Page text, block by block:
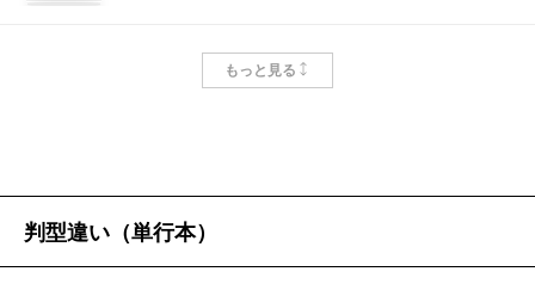
沈まぬ太陽（三）―御巣鷹山篇―
2001/12/26
2001/11/28
もっと見る
判型違い（単行本）